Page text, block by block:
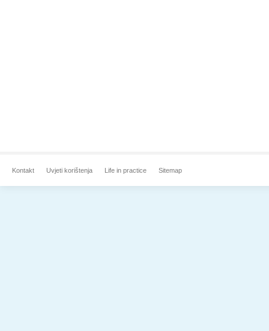
Kontakt Uvjeti korištenja Life in practice Sitemap